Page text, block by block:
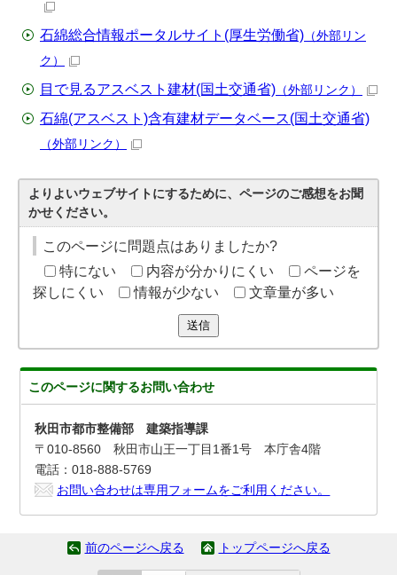
石綿総合情報ポータルサイト(厚生労働省) （外部リン
ク）
目で見るアスベスト建材(国土交通省) （外部リンク）
石綿(アスベスト)含有建材データベース(国土交通省)
（外部リンク）
よりよいウェブサイトにするために、ページのご感想をお聞
かせください。
このページに問題点はありましたか?
特にない
内容が分かりにくい
ページを
探しにくい
情報が少ない 文章量が多い
送信
このページに関するお問い合わせ
秋田市都市整備部 建築指導課
〒010-8560 秋田市山王一丁目1番1号 本庁舎4階
電話：018-888-5769
お問い合わせは専用フォームをご利用ください。
前のページへ戻る トップページへ戻る